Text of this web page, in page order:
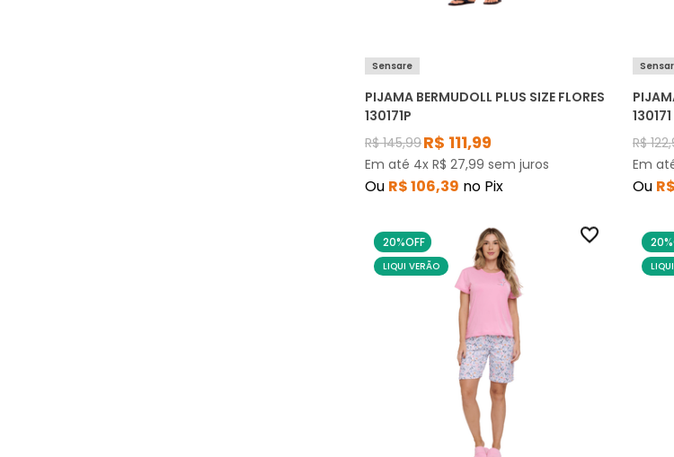
Sensare
PIJAMA BERMUDOLL PLUS SIZE FLORES
130171P
R$ 145,99R$ 111,99
Em até 4xR$ 27,99 sem juros
Ou R$106,39 no Pix
130171
R$ 122,
Em
Ou R$
20%OFF
LIQUI VERÃO
20%